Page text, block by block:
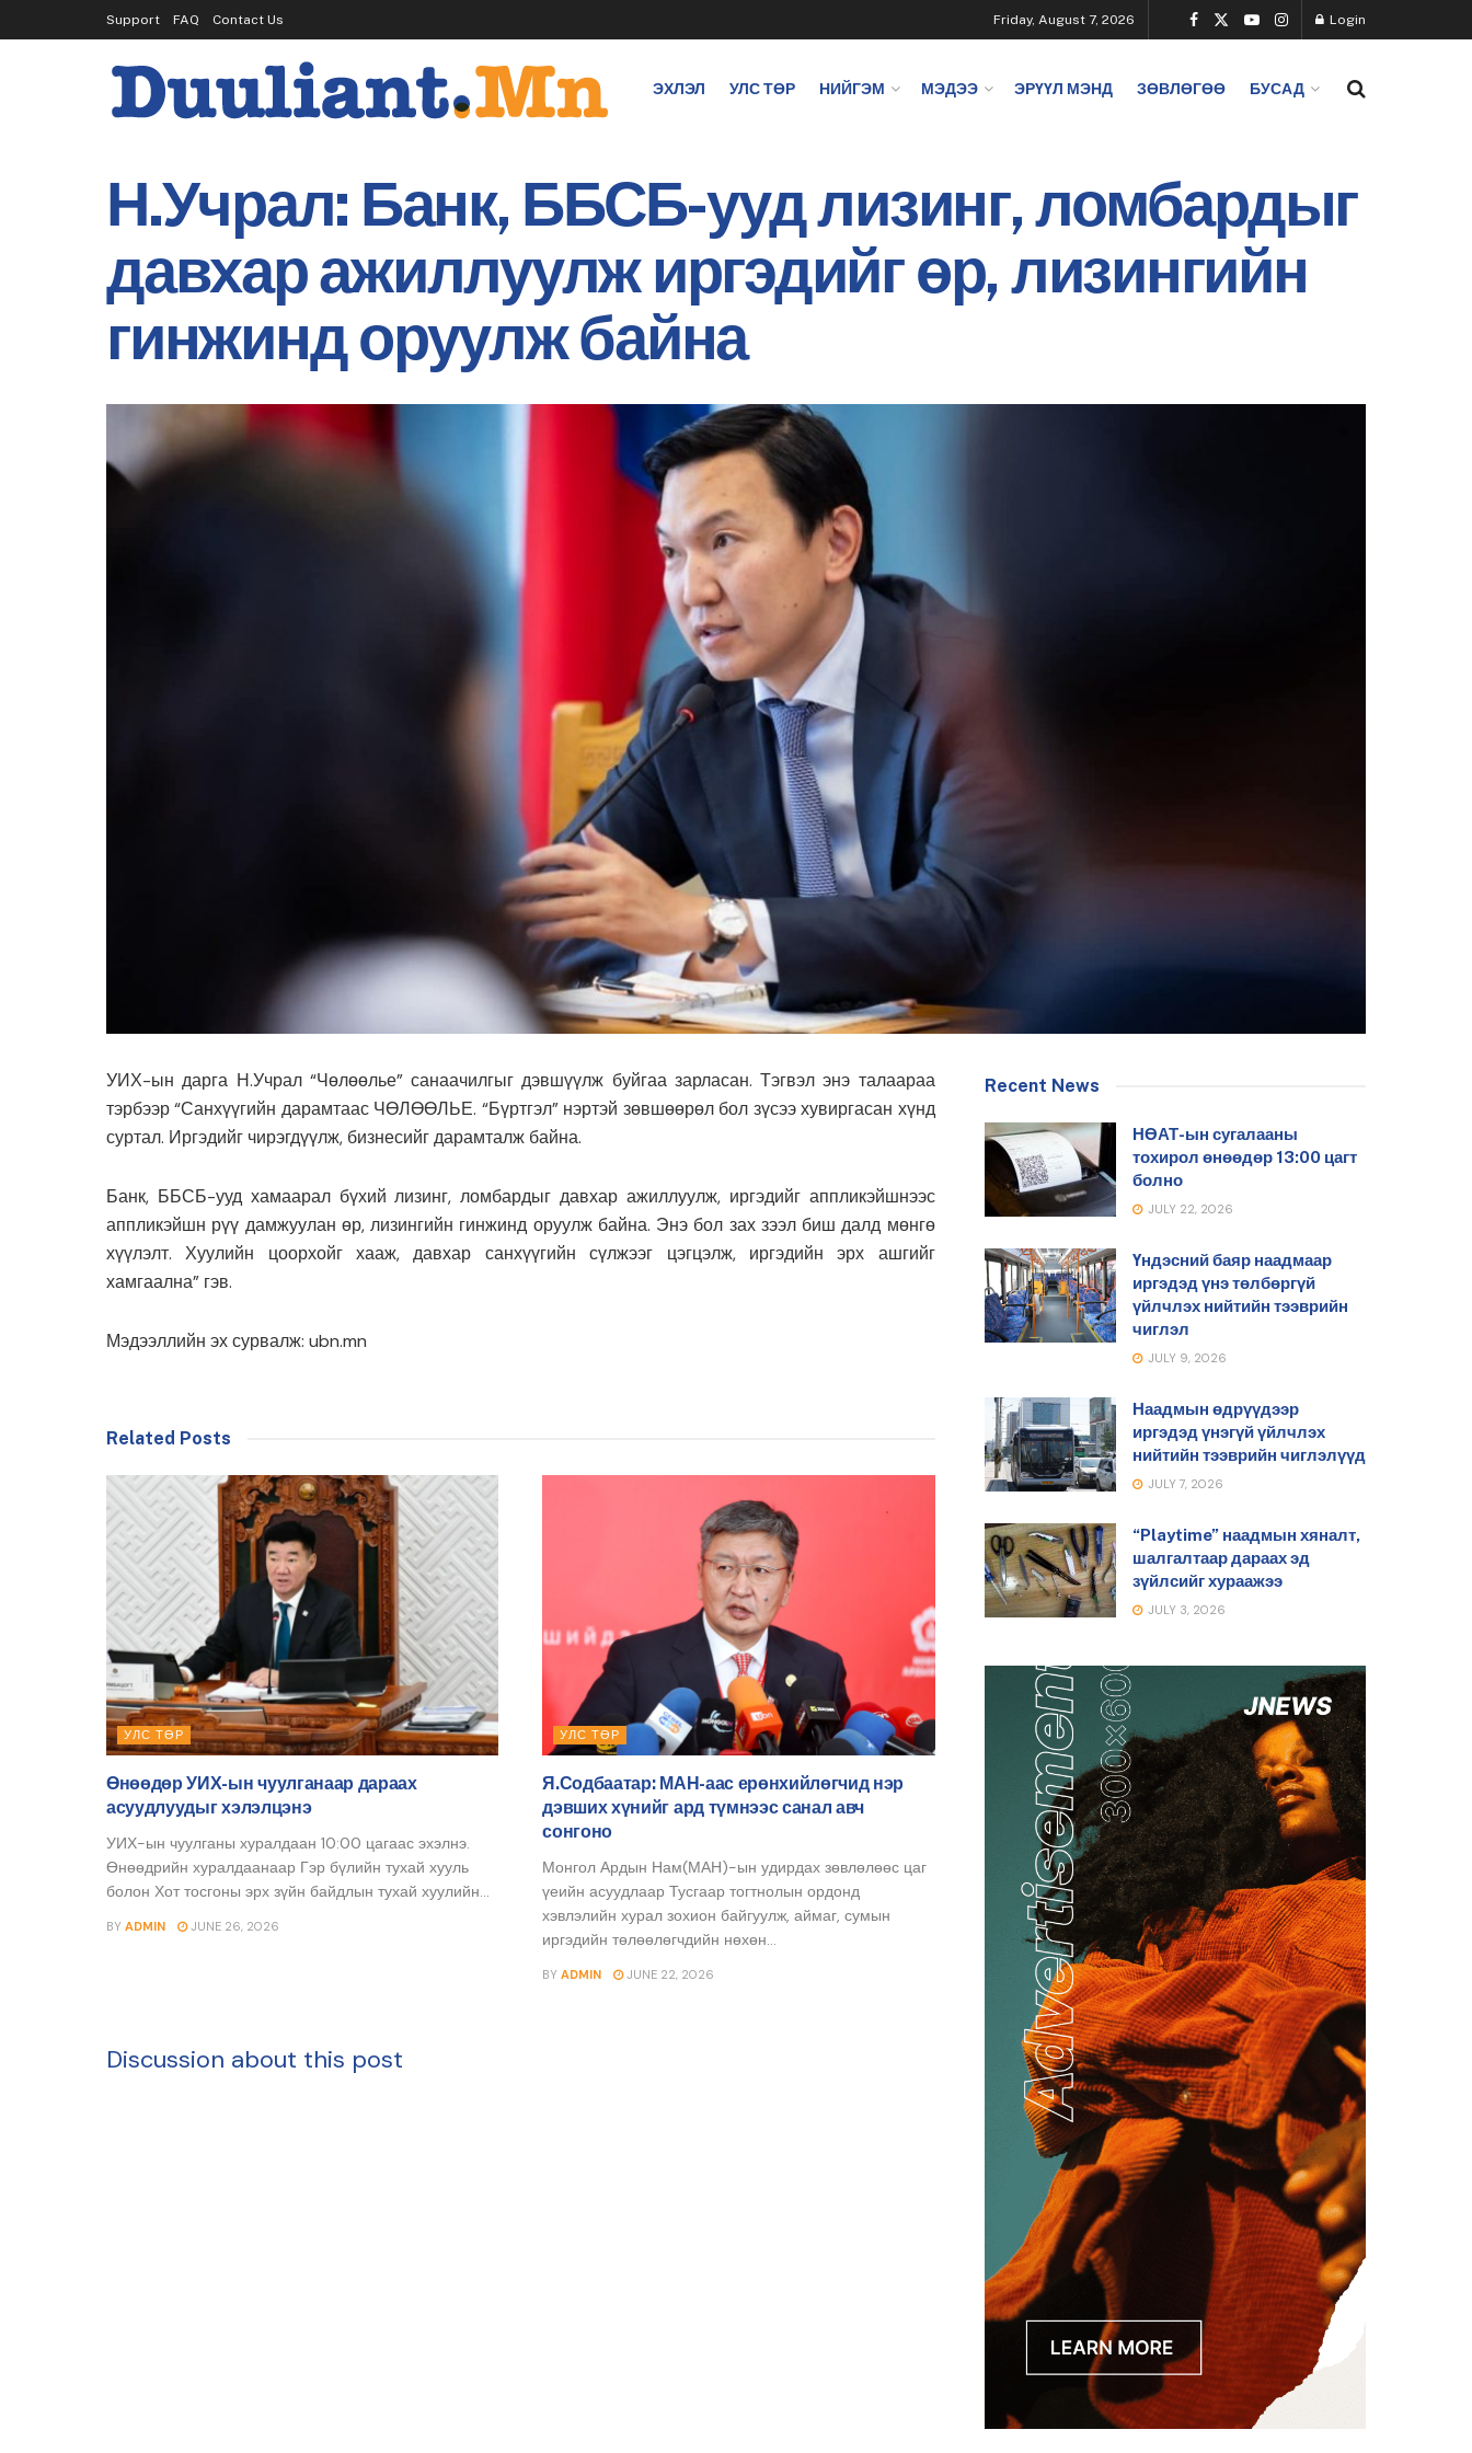
Support FAQ Contact Us Friday, August 7, 2026 Login
ЭХЛЭЛ УЛС ТӨР НИЙГЭМ МЭДЭЭ ЭРҮҮЛ МЭНД ЗӨВЛӨГӨӨ БУСАД
Н.Учрал: Банк, ББСБ-ууд лизинг, ломбардыг
давхар ажиллуулж иргэдийг өр, лизингийн
гинжинд оруулж байна
УИХ-ын дарга Н.Учрал “Чөлөөлье” санаачилгыг дэвшүүлж буйгаа зарласан. Тэгвэл энэ талаараа
тэрбээр “Санхүүгийн дарамтаас ЧӨЛӨӨЛЬЕ. “Бүртгэл” нэртэй зөвшөөрөл бол зүсээ хувиргасан хүнд
суртал. Иргэдийг чирэгдүүлж, бизнесийг дарамталж байна.
Банк, ББСБ-ууд хамаарал бүхий лизинг, ломбардыг давхар ажиллуулж, иргэдийг аппликэйшнээс
аппликэйшн рүү дамжуулан өр, лизингийн гинжинд оруулж байна. Энэ бол зах зээл биш далд мөнгө
хүүлэлт. Хуулийн цоорхойг хааж, давхар санхүүгийн сүлжээг цэгцэлж, иргэдийн эрх ашгийг
хамгаална” гэв.
Мэдээллийн эх сурвалж: ubn.mn
Related Posts
УЛС ТӨР
Өнөөдөр УИХ-ын чуулганаар дараах
асуудлуудыг хэлэлцэнэ
УИХ-ын чуулганы хуралдаан 10:00 цагаас эхэлнэ.
Өнөөдрийн хуралдаанаар Гэр бүлийн тухай хууль
болон Хот тосгоны эрх зүйн байдлын тухай хуулийн...
BY ADMIN JUNE 26, 2026
УЛС ТӨР
Я.Содбаатар: МАН-аас ерөнхийлөгчид нэр
дэвших хүнийг ард түмнээс санал авч
сонгоно
Монгол Ардын Нам(МАН)-ын удирдах зөвлөлөөс цаг
үеийн асуудлаар Тусгаар тогтнолын ордонд
хэвлэлийн хурал зохион байгуулж, аймаг, сумын
иргэдийн төлөөлөгчдийн нөхөн...
BY ADMIN JUNE 22, 2026
Discussion about this post
Recent News
НӨАТ-ын сугалааны
тохирол өнөөдөр 13:00 цагт
болно
JULY 22, 2026
Үндэсний баяр наадмаар
иргэдэд үнэ төлбөргүй
үйлчлэх нийтийн тээврийн
чиглэл
JULY 9, 2026
Наадмын өдрүүдээр
иргэдэд үнэгүй үйлчлэх
нийтийн тээврийн чиглэлүүд
JULY 7, 2026
“Playtime” наадмын хяналт,
шалгалтаар дараах эд
зүйлсийг хураажээ
JULY 3, 2026